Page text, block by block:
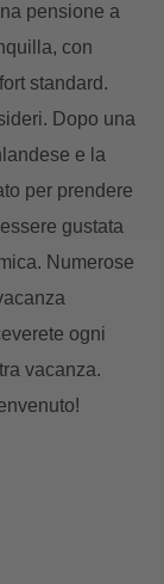
pensione a
con
standard.
Dopo una
e la
per prendere
gustata
Numerose
ogni
vacanza.